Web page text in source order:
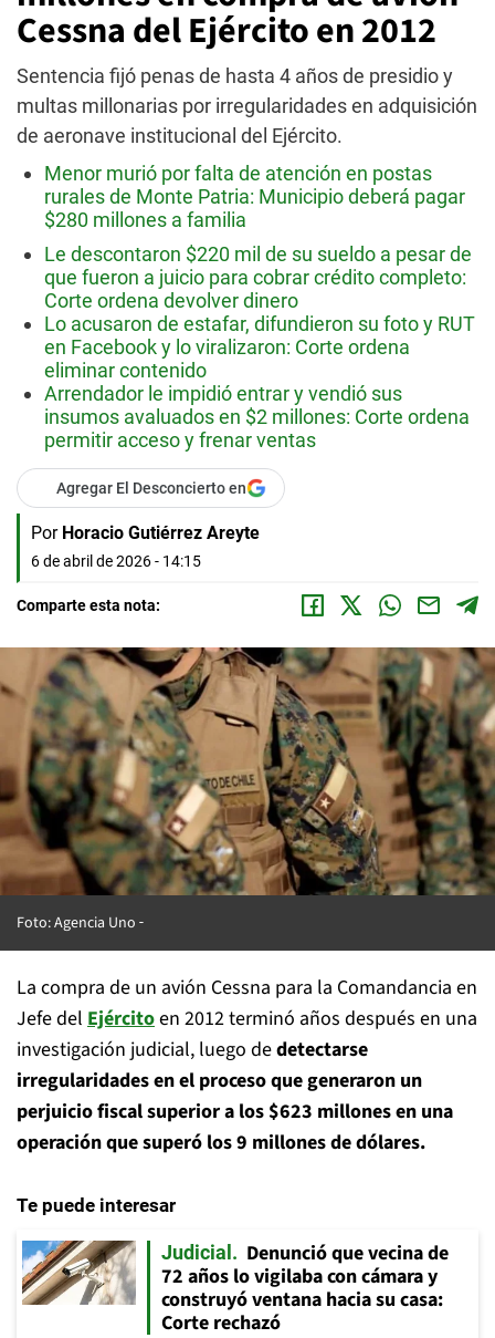
Cessna del Ejército en 2012
Sentencia fijó penas de hasta 4 años de presidio y
multas millonarias por irregularidades en adquisición
de aeronave institucional del Ejército.
Menor murió por falta de atención en postas
rurales de Monte Patria: Municipio deberá pagar
$280 millones a familia
Le descontaron $220 mil de su sueldo a pesar de
que fueron a juicio para cobrar crédito completo:
Corte ordena devolver dinero
Lo acusaron de estafar, difundieron su foto y RUT
en Facebook y lo viralizaron: Corte ordena
eliminar contenido
Arrendador le impidió entrar y vendió sus
insumos avaluados en $2 millones: Corte ordena
permitir acceso y frenar ventas
Agregar El Desconcierto en
Por Horacio Gutiérrez Areyte
6 de abril de 2026 - 14:15
Comparte esta nota:
Foto: Agencia Uno
La compra de un avión Cessna para la Comandancia en
Jefe del Ejércitoen 2012 terminó años después en una
investigación judicial, luego dedetectarse
irregularidades en el proceso que generaron un
perjuicio fiscal superior a los $623 millones en una
operación que superó los 9 millones de dólares.
Te puede interesar
Judicial
Denunció que vecina de
72 años lo vigilaba con cámara y
construyó ventana hacia su casa:
Corte rechazó